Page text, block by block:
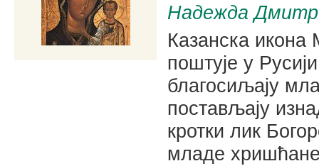
Надежда
Казанска икона
поштује у
благосиљају
постављају
кротки лик
младе